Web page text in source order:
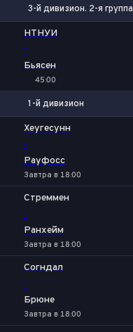
3-й дивизион. 2-я группа
НТНУИ
-
Бьясен
45:00
1-й дивизион
Хеугесунн
-
Рауфосс
Завтра в 18:00
Стреммен
-
Ранхейм
Завтра в 18:00
Согндал
-
Брюне
Завтра в 18:00